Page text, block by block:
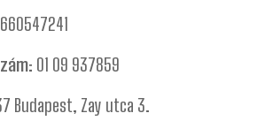
01 09 937859
Budapest, Zay utca 3.